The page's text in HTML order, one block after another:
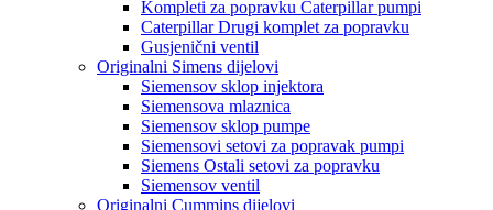
Kompleti za popravku Caterpillar pumpi
Caterpillar Drugi komplet za popravku
Gusjenični ventil
Originalni Simens dijelovi
Siemensov sklop injektora
Siemensova mlaznica
Siemensov sklop pumpe
Siemensovi setovi za popravak pumpi
Siemens Ostali setovi za popravku
Siemensov ventil
Originalni Cummins dijelovi